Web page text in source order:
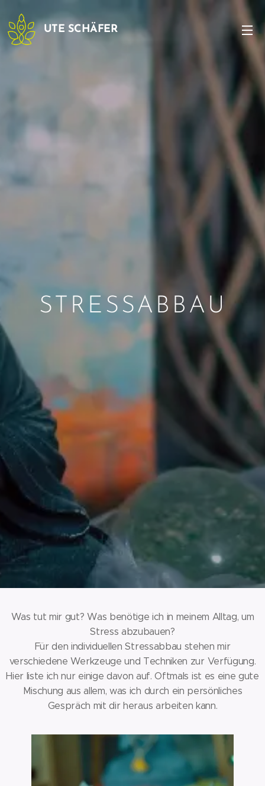
UTE SCHÄFER
STRESSABBAU
Was tut mir gut? Was benötige ich in meinem Alltag, um
Stress abzubauen?
Für den individuellen Stressabbau stehen mir
verschiedene Werkzeuge und Techniken zur Verfügung.
Hier liste ich nur einige davon auf. Oftmals ist es eine gute
Mischung aus allem, was ich durch ein persönliches
Gespräch mit dir heraus arbeiten kann.